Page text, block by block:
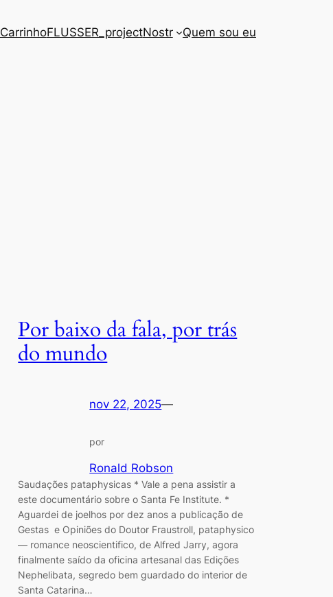
CarrinhoFLUSSER_projectNostr Quem sou eu
Por baixo da fala, por trás
do mundo
nov 22, 2025—
por
Ronald Robson
Saudações pataphysicas * Vale a pena assistir a
este documentário sobre o Santa Fe Institute. *
Aguardei de joelhos por dez anos a publicação de
Gestas e Opiniões do Doutor Fraustroll, pataphysico
— romance neoscientifico, de Alfred Jarry, agora
finalmente saído da oficina artesanal das Edições
Nephelibata, segredo bem guardado do interior de
Santa Catarina…